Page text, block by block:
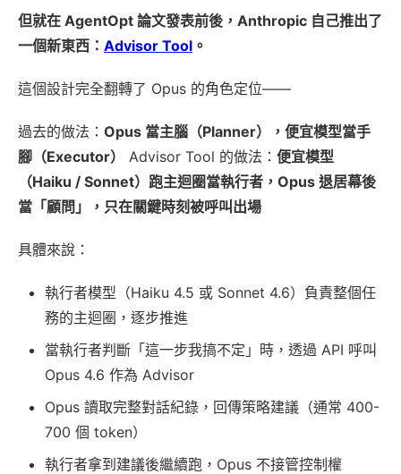
但就在 AgentOpt 論文發表前後，Anthropic 自己推出了
一個新東西： Advisor Tool 。
這個設計完全翻轉了 Opus 的角色定位——
過去的做法： Opus 當主腦（Planner），便宜模型當手
腳（Executor）
Advisor Tool 的做法： 便宜模型
（Haiku / Sonnet）跑主迴圈當執行者，Opus 退居幕後
當「顧問」，只在關鍵時刻被呼叫出場
具體來說：
執行者模型（Haiku 4.5 或 Sonnet 4.6）負責整個任
務的主迴圈，逐步推進
當執行者判斷「這一步我搞不定」時，透過 API 呼叫
Opus 4.6 作為 Advisor
Opus 讀取完整對話紀錄，回傳策略建議（通常 400-
700 個 token）
執行者拿到建議後繼續跑，Opus 不接管控制權